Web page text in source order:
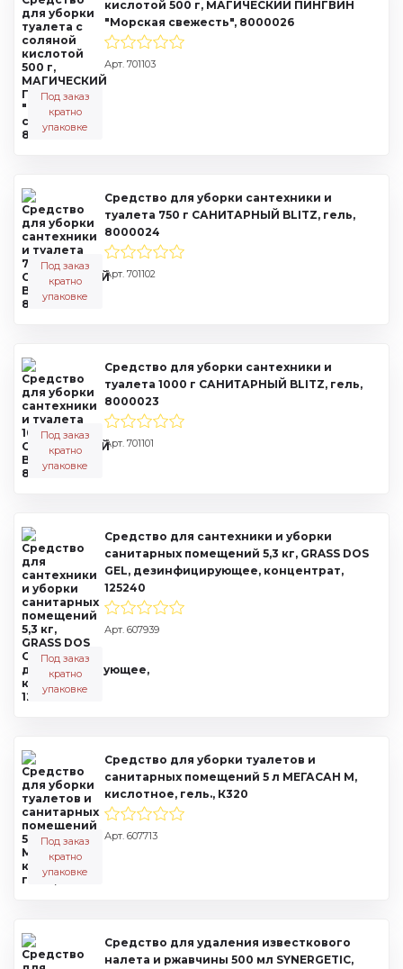
кислотой 500 г, МАГИЧЕСКИЙ ПИНГВИН
"Морская свежесть", 8000026
Арт. 701103
Под заказ
кратно
упаковке
Средство для уборки сантехники и
туалета 750 г САНИТАРНЫЙ BLITZ, гель,
8000024
Арт. 701102
Под заказ
кратно
упаковке
Средство для уборки сантехники и
туалета 1000 г САНИТАРНЫЙ BLITZ, гель,
8000023
Арт. 701101
Под заказ
кратно
упаковке
Средство для сантехники и уборки
санитарных помещений 5,3 кг, GRASS DOS
GEL, дезинфицирующее, концентрат,
125240
Арт. 607939
Под заказ
кратно
упаковке
Средство для уборки туалетов и
санитарных помещений 5 л МЕГАСАН М,
кислотное, гель., К320
Арт. 607713
Под заказ
кратно
упаковке
Средство для удаления известкового
налета и ржавчины 500 мл SYNERGETIC,